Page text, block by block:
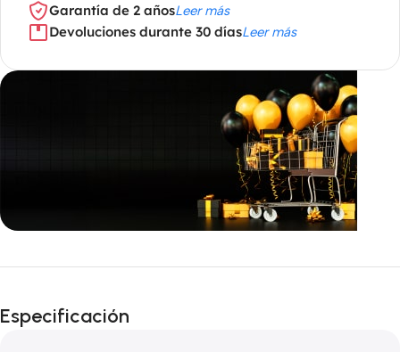
Garantía de 2 añosLeer más
Devoluciones durante 30 díasLeer más
Ofertas inmejorables
especial del
Especificación